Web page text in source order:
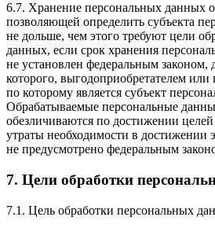
6.7. Хранение персональных данных
позволяющей определить субъекта
не дольше, чем этого требуют цели
данных, если срок хранения
не установлен федеральным законом,
которого, выгодоприобретателем или
по которому является субъект
Обрабатываемые персональные
обезличиваются по достижении
утраты необходимости в достижении
не предусмотрено федеральным
7. Цели обработки
7.1. Цель обработки персональных